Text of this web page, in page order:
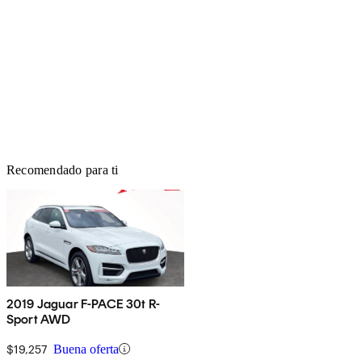
Recomendado para ti
2019 Jaguar F-PACE 30t R-
Sport AWD
$19,257 Buena oferta